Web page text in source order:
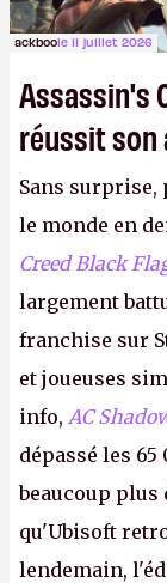
ackboole 11 juillet 2026
Assassin's
réussit son
Sans surprise,
le monde en
Creed Black
largement
franchise sur
et joueuses
info, AC
dépassé les
beaucoup plus
qu'Ubisoft
lendemain,